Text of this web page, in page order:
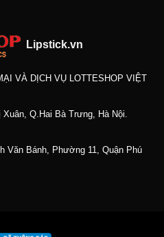
Lipstick.vn
VÀ DỊCH VỤ LOTTESHOP VIỆT
Q.Hai Bà Trưng, Hà Nội.
Văn Bánh, Phường 11, Quận Phú